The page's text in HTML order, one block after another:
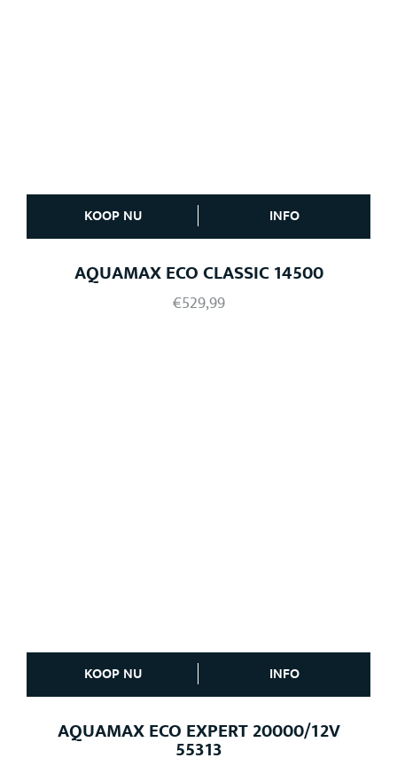
KOOP NU INFO
AQUAMAX ECO CLASSIC 14500
€529,99
KOOP NU INFO
AQUAMAX ECO EXPERT 20000/12V
55313